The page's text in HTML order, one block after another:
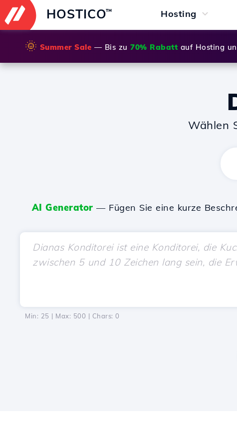
HOSTICO™ Hosting
🌞 Summer Sale — Bis zu 70% Rabatt auf Hosting
Wählen
AI Generator — Fügen Sie eine kurze
Min: 25 | Max: 500 | Chars: 0